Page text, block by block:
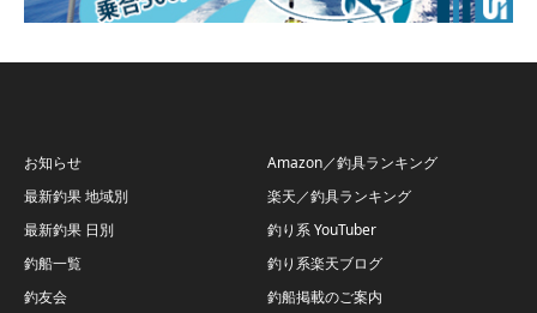
お知らせ
最新釣果 地域別
最新釣果 日別
釣船一覧
釣友会
Amazon／釣具ランキング
楽天／釣具ランキング
釣り系 YouTuber
釣り系楽天ブログ
釣船掲載のご案内